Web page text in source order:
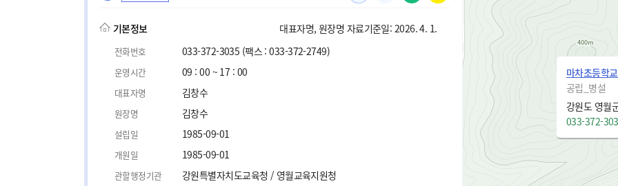
기본정보 대표자명, 원장명 자료기준일: 2026. 4. 1.
전화번호 033-372-3035 (팩스 : 033-372-2749)
운영시간 09 : 00 ~ 17 : 00
대표자명 김창수
원장명 김창수
설립일 1985-09-01
개원일 1985-09-01
관할행정기관 강원특별자치도교육청 / 영월교육지원청
마차초등학
공립_병설
강원도 영월
033-372-